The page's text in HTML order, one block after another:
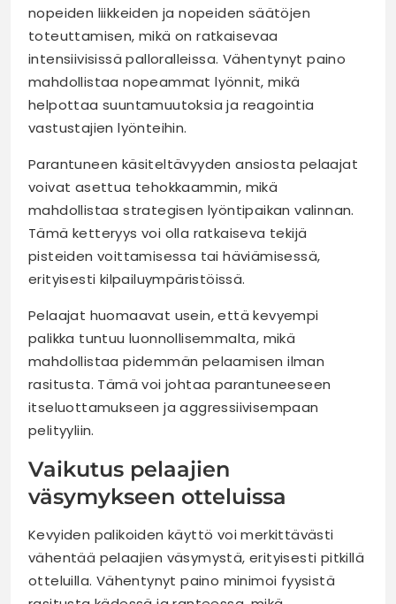
nopeiden liikkeiden ja nopeiden säätöjen
toteuttamisen, mikä on ratkaisevaa
intensiivisissä palloralleissa. Vähentynyt paino
mahdollistaa nopeammat lyönnit, mikä
helpottaa suuntamuutoksia ja reagointia
vastustajien lyönteihin.
Parantuneen käsiteltävyyden ansiosta pelaajat
voivat asettua tehokkaammin, mikä
mahdollistaa strategisen lyöntipaikan valinnan.
Tämä ketteryys voi olla ratkaiseva tekijä
pisteiden voittamisessa tai häviämisessä,
erityisesti kilpailuympäristöissä.
Pelaajat huomaavat usein, että kevyempi
palikka tuntuu luonnollisemmalta, mikä
mahdollistaa pidemmän pelaamisen ilman
rasitusta. Tämä voi johtaa parantuneeseen
itseluottamukseen ja aggressiivisempaan
pelityyliin.
Vaikutus pelaajien
väsymykseen otteluissa
Kevyiden palikoiden käyttö voi merkittävästi
vähentää pelaajien väsymystä, erityisesti pitkillä
otteluilla. Vähentynyt paino minimoi fyysistä